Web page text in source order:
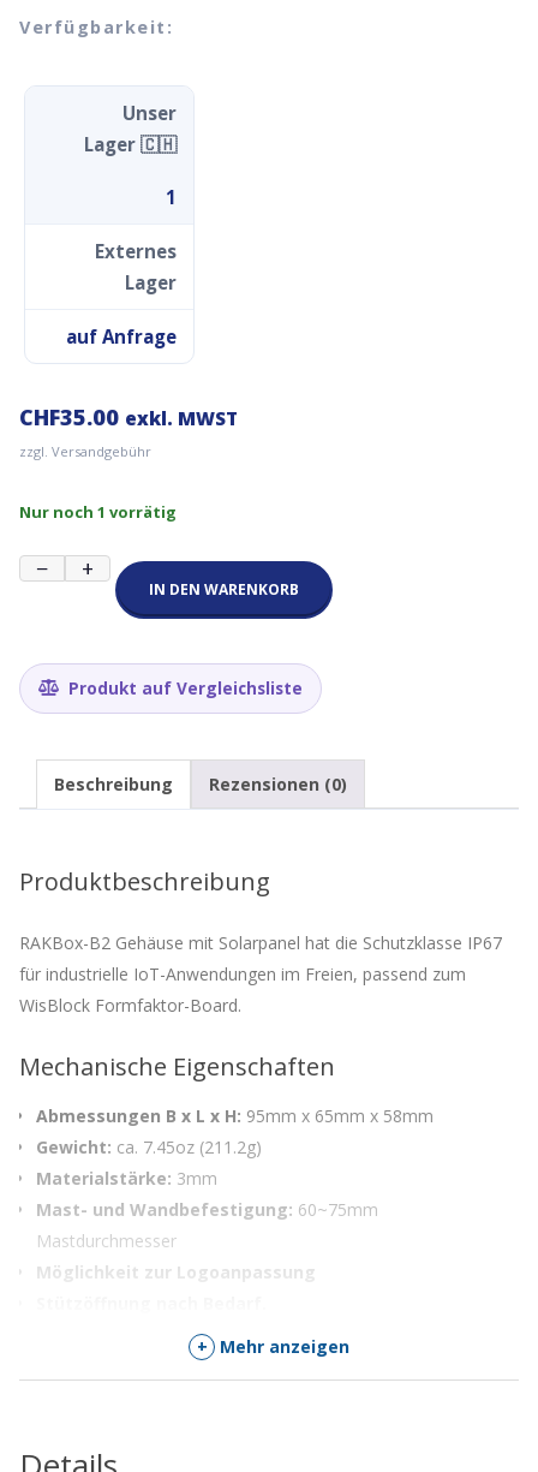
Verfügbarkeit:
Unser
Lager 🇨🇭
1
Externes
Lager
auf Anfrage
CHF35.00 exkl. MWST
zzgl. Versandgebühr
Nur noch 1 vorrätig
−
RAKBox-
B2-
Menge
+
IN DEN WARENKORB
Produkt auf Vergleichsliste
Beschreibung Rezensionen (0)
Produktbeschreibung
RAKBox-B2 Gehäuse mit Solarpanel hat die Schutzklasse IP67
für industrielle IoT-Anwendungen im Freien, passend zum
WisBlock Formfaktor-Board.
Mechanische Eigenschaften
Abmessungen B x L x H: 95mm x 65mm x 58mm
Gewicht: ca. 7.45oz (211.2g)
Materialstärke: 3mm
Mast- und Wandbefestigung: 60~75mm
Mastdurchmesser
Möglichkeit zur Logoanpassung
abgestimmten WisBlock-Module umfassen Folgendes:
+ Mehr anzeigen